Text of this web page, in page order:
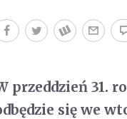
przeddzień 31.
się we